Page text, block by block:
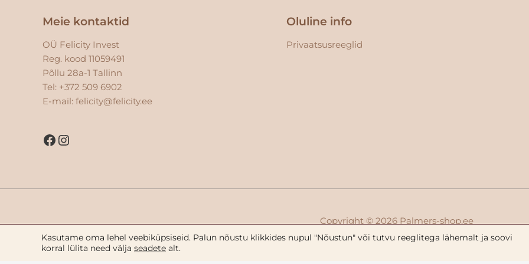
Meie kontaktid
OÜ Felicity Invest
Reg. kood 11059491
Põllu 28a-1 Tallinn
Tel: +372 509 6902
E-mail: felicity@felicity.ee
Facebook
Instagram
Oluline info
Privaatsusreeglid
Copyright © 2026 Palmers-shop.ee
Официальный импортер и эксклюзивный представитель продукции
Kasutame oma lehel veebiküpsiseid. Palun nõustu klikkides nupul "Nõustun" või tutvu reeglitega lähemalt ja soovi
korral lülita need välja seadete alt.